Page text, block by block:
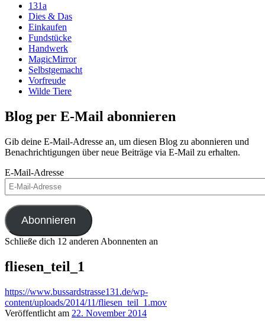
131a
Dies & Das
Einkaufen
Fundstücke
Handwerk
MagicMirror
Selbstgemacht
Vorfreude
Wilde Tiere
Blog per E-Mail abonnieren
Gib deine E-Mail-Adresse an, um diesen Blog zu abonnieren und
Benachrichtigungen über neue Beiträge via E-Mail zu erhalten.
E-Mail-Adresse
Abonnieren
Schließe dich 12 anderen Abonnenten an
fliesen_teil_1
https://www.bussardstrasse131.de/wp-
content/uploads/2014/11/fliesen_teil_1.mov
Veröffentlicht am 22. November 2014